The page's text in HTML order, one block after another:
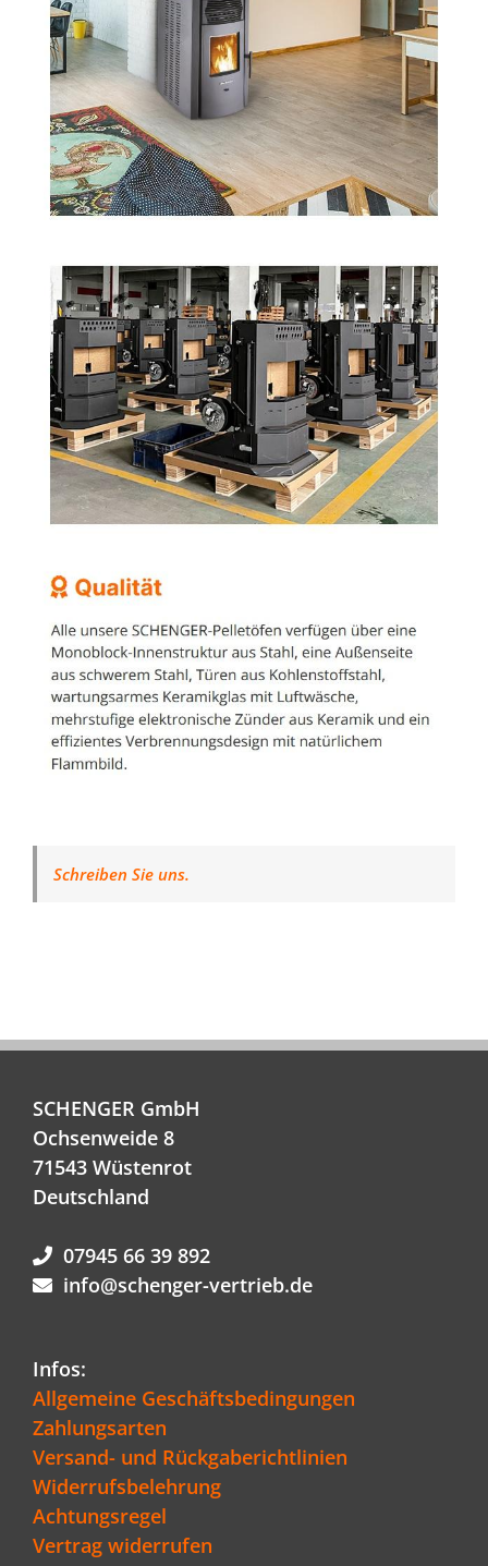
Schreiben Sie uns.
SCHENGER GmbH
Ochsenweide 8
71543 Wüstenrot
Deutschland
07945 66 39 892
info@schenger-vertrieb.de
Infos:
Allgemeine Geschäftsbedingungen
Zahlungsarten
Versand- und Rückgaberichtlinien
Widerrufsbelehrung
Achtungsregel
Vertrag widerrufen